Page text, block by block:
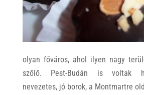
olyan főváros, ahol ilyen nagy
szőlő. Pest-Budán is voltak
nevezetes, jó borok, a Montmartre